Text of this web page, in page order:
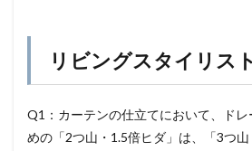
リビングスタイリスト
Q1：カーテンの仕立てにおいて、ド
めの「2つ山・1.5倍ヒダ」は、「3つ